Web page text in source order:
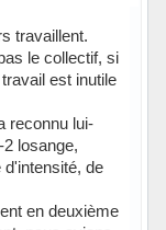
travaillent.
le collectif, si
est inutile
reconnu lui-
losange,
de
en deuxième